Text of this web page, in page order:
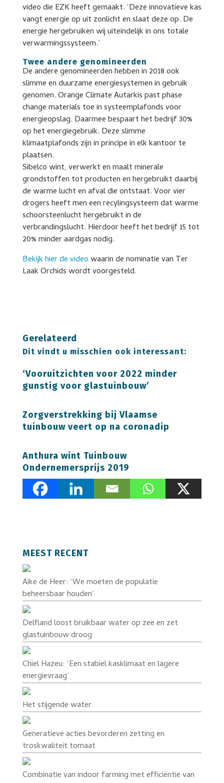
video die EZK heeft gemaakt. ‘Deze innovatieve kas
vangt energie op uit zonlicht en slaat deze op. De
energie hergebruiken wij uiteindelijk in ons totale
verwarmingssysteem.’
Twee andere genomineerden
De andere genomineerden hebben in 2018 ook
slimme en duurzame energiesystemen in gebruik
genomen. Orange Climate Autarkis past phase
change materials toe in systeemplafonds voor
energieopslag. Daarmee bespaart het bedrijf 30%
op het energiegebruik. Deze slimme
klimaatplafonds zijn in principe in elk kantoor te
plaatsen.
Sibelco wint, verwerkt en maalt minerale
grondstoffen tot producten en hergebruikt daarbij
de warme lucht en afval die ontstaat. Voor vier
drogers heeft men een recylingsysteem dat warme
schoorsteenlucht hergebruikt in de
verbrandingslucht. Hierdoor heeft het bedrijf 15 tot
20% minder aardgas nodig.
Bekijk hier de videowaarin de nominatie van Ter
Laak Orchids wordt voorgesteld.
Gerelateerd
Dit vindt u misschien ook interessant:
‘Vooruitzichten voor 2022 minder
gunstig voor glastuinbouw’
Zorgverstrekking bij Vlaamse
tuinbouw veert op na coronadip
Anthura wint Tuinbouw
Ondernemersprijs 2019
MEEST RECENT
Aike de Heer: ‘We moeten de populatie
beheersbaar houden’
Delfland loost bruikbaar water op zee en zet
glastuinbouw droog
Chiel Hazeu: ‘Een stabiel kasklimaat en lagere
energievraag’
Het stijgende water
Generatieve acties bevorderen zetting en
troskwaliteit tomaat
Combinatie van indoor farming met efficiëntie van